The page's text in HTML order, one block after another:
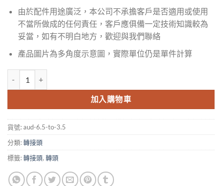
由於配件用途廣泛，本公司不承擔客戶是否適用或使用
不當所做成的任何責任，客戶應俱備一定技術知識較為
妥當，如有不明白地方，歡迎與我們聯絡
產品圖片為多角度示意圖，實際單位仍是單件計算
加入購物車
貨號:aud-6.5-to-3.5
分類:轉接頭
標籤:轉接頭, 轉頭